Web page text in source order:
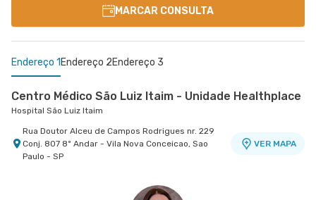
MARCAR CONSULTA
Endereço 1 Endereço 2Endereço 3
Centro Médico São Luiz Itaim - Unidade Healthplace
Hospital São Luiz Itaim
Rua Doutor Alceu de Campos Rodrigues nr. 229
Conj. 807 8º Andar - Vila Nova Conceicao, Sao
Paulo - SP
VER MAPA